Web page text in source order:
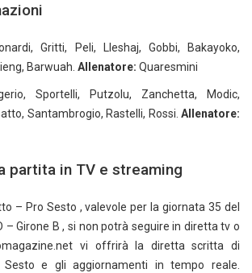
Gritti, Peli, Lleshaj, Gobbi, Bakayoko,
Barwuah. Allenatore: Quaresmini
Sportelli, Putzolu, Zanchetta, Modic,
Santambrogio, Rastelli, Rossi. Allenatore:
partita in TV e streaming
– Pro Sesto , valevole per la giornata 35 del
– Girone B , si non potrà seguire in diretta tv o
vi offrirà la diretta scritta di
e gli aggiornamenti in tempo reale.